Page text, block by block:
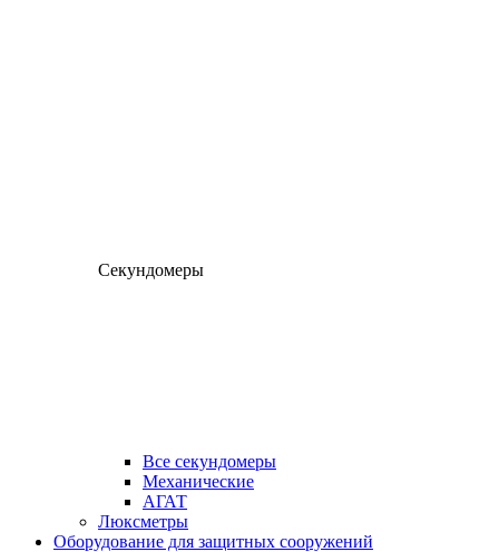
Секундомеры
Все секундомеры
Механические
АГАТ
Люксметры
Оборудование для защитных сооружений